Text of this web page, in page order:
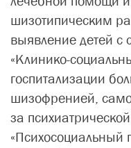
шизотипическим
выявление детей с
«Клинико-
госпитализации
шизофренией,
за
«Психосоциальный